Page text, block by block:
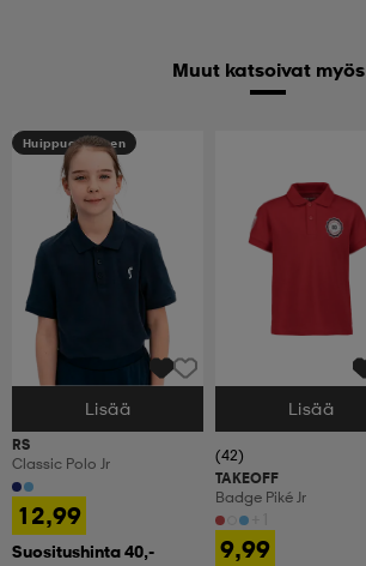
Muut katsoivat myös
Huippuedullinen
Valitse Koko
Lisää
RS
Classic Polo Jr
12,99
Suositushinta 40,-
Valitse Koko
Lisää
(42)
TAKEOFF
Badge Piké Jr
9,99